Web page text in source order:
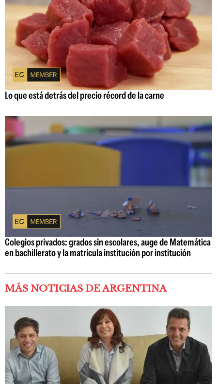
Lo que está detrás del precio récord de la carne
Colegios privados: grados sin escolares, auge de Matemática
en bachillerato y la matrícula institución por institución
MÁS NOTICIAS DE ARGENTINA